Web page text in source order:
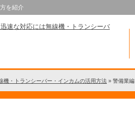
を紹介
機・トランシーバー・インカムの活用方法 » 警備業編